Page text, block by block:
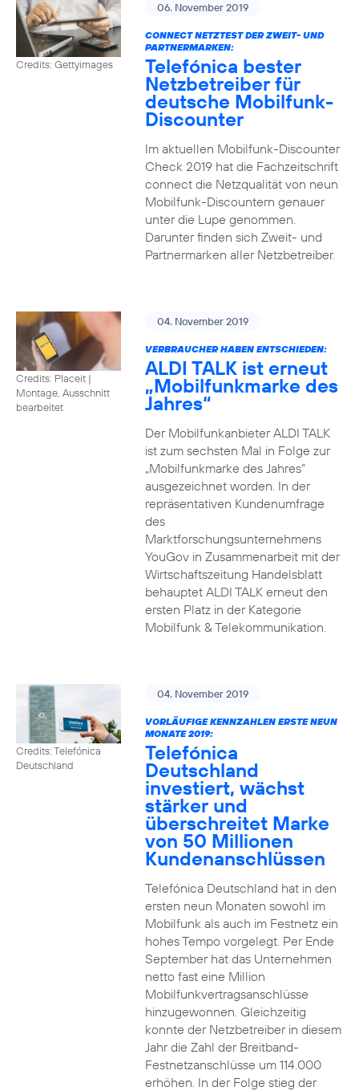
Credits: Gettyimages
06. November 2019
CONNECT NETZTEST DER ZWEIT- UND
PARTNERMARKEN:
Telefónica bester
Netzbetreiber für
deutsche Mobilfunk-
Discounter
Im aktuellen Mobilfunk-Discounter
Check 2019 hat die Fachzeitschrift
connect die Netzqualität von neun
Mobilfunk-Discountern genauer
unter die Lupe genommen.
Darunter finden sich Zweit- und
Partnermarken aller Netzbetreiber.
Credits: Placeit |
Montage, Ausschnitt
bearbeitet
04. November 2019
VERBRAUCHER HABEN ENTSCHIEDEN:
ALDI TALK ist erneut
„Mobilfunkmarke des
Jahres“
Der Mobilfunkanbieter ALDI TALK
ist zum sechsten Mal in Folge zur
„Mobilfunkmarke des Jahres“
ausgezeichnet worden. In der
repräsentativen Kundenumfrage
des
Marktforschungsunternehmens
YouGov in Zusammenarbeit mit der
Wirtschaftszeitung Handelsblatt
behauptet ALDI TALK erneut den
ersten Platz in der Kategorie
Mobilfunk & Telekommunikation.
Credits: Telefónica
Deutschland
04. November 2019
VORLÄUFIGE KENNZAHLEN ERSTE NEUN
MONATE 2019:
Telefónica
Deutschland
investiert, wächst
stärker und
überschreitet Marke
von 50 Millionen
Kundenanschlüssen
Telefónica Deutschland hat in den
ersten neun Monaten sowohl im
Mobilfunk als auch im Festnetz ein
hohes Tempo vorgelegt. Per Ende
September hat das Unternehmen
netto fast eine Million
Mobilfunkvertragsanschlüsse
hinzugewonnen. Gleichzeitig
konnte der Netzbetreiber in diesem
Jahr die Zahl der Breitband-
Festnetzanschlüsse um 114.000
erhöhen. In der Folge stieg der